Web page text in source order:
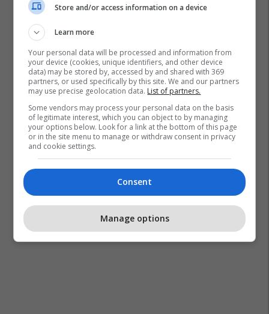
Filma
Store and/or access information on a device
Learn more
Your personal data will be processed and information from
your device (cookies, unique identifiers, and other device
data) may be stored by, accessed by and shared with 369
partners, or used specifically by this site. We and our partners
may use precise geolocation data. List of partners.
Some vendors may process your personal data on the basis
of legitimate interest, which you can object to by managing
your options below. Look for a link at the bottom of this page
or in the site menu to manage or withdraw consent in privacy
and cookie settings.
Consent
Manage options